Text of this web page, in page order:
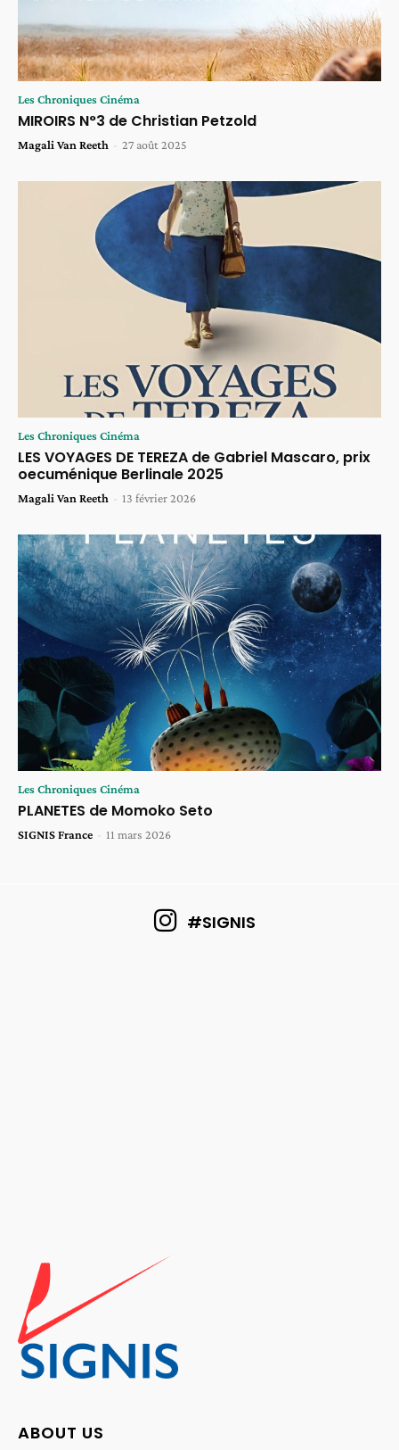
Les Chroniques Cinéma
MIROIRS N°3 de Christian Petzold
Magali Van Reeth - 27 août 2025
Les Chroniques Cinéma
LES VOYAGES DE TEREZA de Gabriel Mascaro, prix
oecuménique Berlinale 2025
Magali Van Reeth - 13 février 2026
Les Chroniques Cinéma
PLANETES de Momoko Seto
SIGNIS France - 11 mars 2026
#SIGNIS
ABOUT US